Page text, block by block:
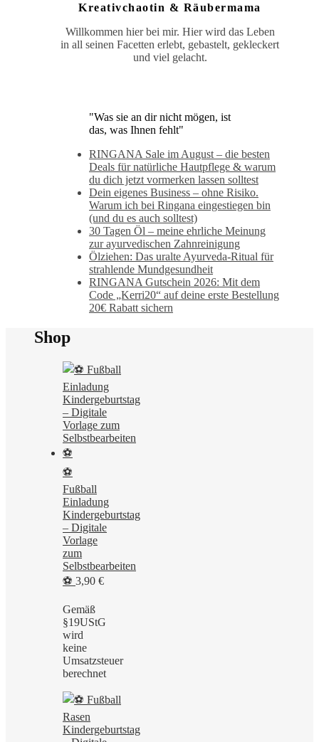
Kreativchaotin & Räubermama
Willkommen hier bei mir. Hier wird das Leben
in all seinen Facetten erlebt, gebastelt, gekleckert
und viel gelacht.
"Was sie an dir nicht mögen, ist
das, was Ihnen fehlt"
RINGANA Sale im August – die besten
Deals für natürliche Hautpflege & warum
du dich jetzt vormerken lassen solltest
Dein eigenes Business – ohne Risiko.
Warum ich bei Ringana eingestiegen bin
(und du es auch solltest)
30 Tagen Öl – meine ehrliche Meinung
zur ayurvedischen Zahnreinigung
Ölziehen: Das uralte Ayurveda-Ritual für
strahlende Mundgesundheit
RINGANA Gutschein 2026: Mit dem
Code „Kerri20“ auf deine erste Bestellung
20€ Rabatt sichern
Shop
⚽
Fußball
Einladung
Kindergeburtstag
– Digitale
Vorlage
zum
Selbstbearbeiten
⚽ 3,90 €
Gemäß
§19UStG
wird
keine
Umsatzsteuer
berechnet